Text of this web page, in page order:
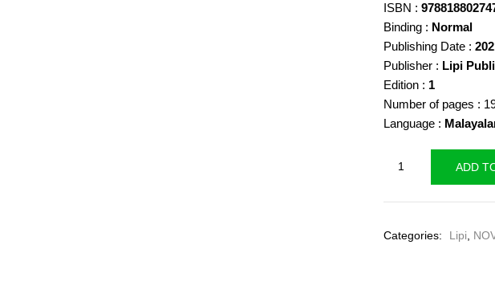
ISBN :
Binding : Normal
Publishing Date :
Publisher : Lipi
Edition : 1
Number of pages :
Language :
-
muraleedhara
ADD
Categories: Lipi